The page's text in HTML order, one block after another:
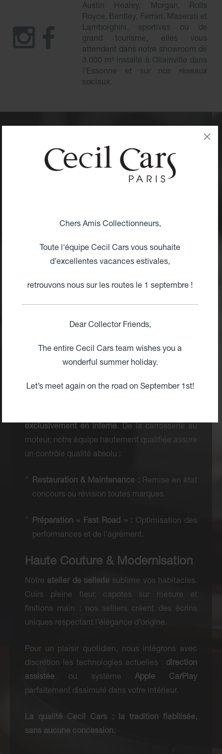
Austin Healey, Morgan, Rolls
Royce, Bentley, Ferrari, Maserati et
Lamborghini, sportives ou de
grand tourisme, elles vous
attendent dans notre showroom de
3.000 m² installé à Ollainville dans
l’Essonne et sur nos réseaux
sociaux.
L'atelier Cecil Cars
RESSUSCITE
L’Excellence du « Tout Intégré
Dans nos ateliers, près de40 voitures de
artisans spécialisésofficient sur place :
maîtres selliers.
Traitance
exclusivement en interne. De la carrosserie au
moteur, notre équipe hautement qualifiée assure
un contrôle qualité absolu :
Restauration & Maintenance : Remise en état
concours ou révision toutes marques.
Préparation « Fast Road » : Optimisation des
performances et de l’agrément.
Haute Couture & Modernisation
Notre atelier de sellerie sublime vos habitacles.
Cuirs pleine fleur, capotes sur mesure et
finitions main : nos selliers créent des écrins
uniques respectant l’élégance d’origine.
Pour un plaisir quotidien, nous intégrons avec
discrétion les technologies actuelles : direction
assistée ou systèmeApple CarPlay
parfaitement dissimulé dans votre intérieur.
La qualité Cecil Cars : la tradition fiabilisée,
sans aucune concession.
Chers Amis Collectionneurs,
Toute l'équipe Cecil Cars vous souhaite
d’excellentes vacances estivales,
retrouvons nous sur les routes le 1 septembre !
Dear Collector Friends,
The entire Cecil Cars team wishes you a
wonderful summer holiday.
Let’s meet again on the road on September 1st!